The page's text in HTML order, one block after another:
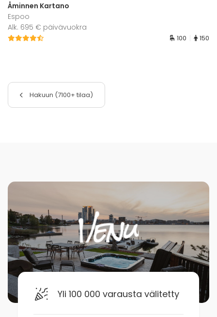
Åminnen Kartano
Espoo
Alk. 695 € päivävuokra
100 150
Hakuun (7100+ tilaa)
Yli 100 000 varausta välitetty